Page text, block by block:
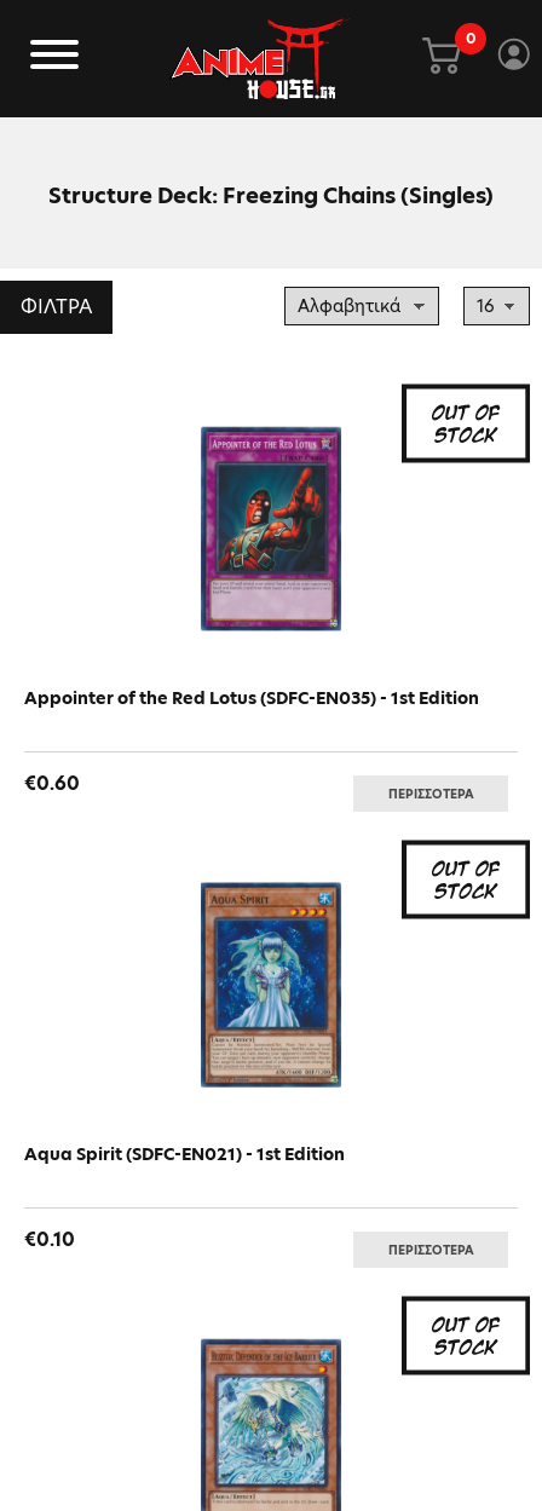
0
Structure Deck: Freezing Chains (Singles)
ΦΙΛΤΡΑ
Appointer of the Red Lotus (SDFC-EN035) - 1st Edition
€0.60 ΠΕΡΙΣΣΟΤΕΡΑ
Aqua Spirit (SDFC-EN021) - 1st Edition
€0.10 ΠΕΡΙΣΣΟΤΕΡΑ